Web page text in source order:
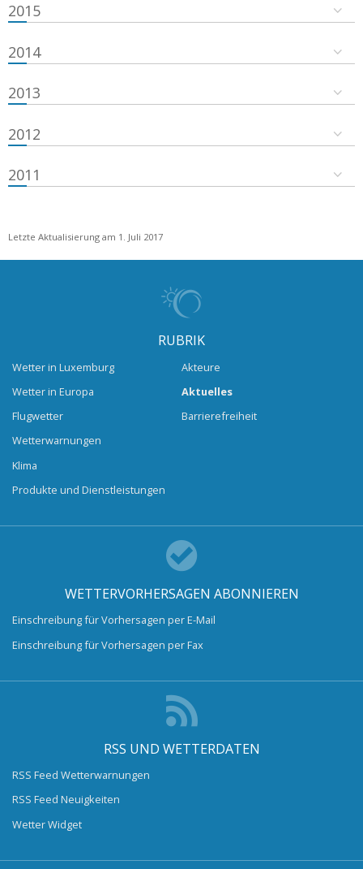
2015
2014
2013
2012
2011
Letzte Aktualisierung am 1. Juli 2017
RUBRIK
Wetter in Luxemburg
Wetter in Europa
Flugwetter
Wetterwarnungen
Klima
Produkte und Dienstleistungen
Akteure
Aktuelles
Barrierefreiheit
WETTERVORHERSAGEN ABONNIEREN
Einschreibung für Vorhersagen per E-Mail
Einschreibung für Vorhersagen per Fax
RSS UND WETTERDATEN
RSS Feed Wetterwarnungen
RSS Feed Neuigkeiten
Wetter Widget